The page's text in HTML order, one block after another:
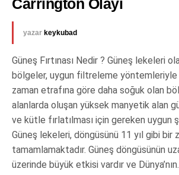
Carrington Olayı
yazar keykubad
Güneş Fırtınası Nedir ? Güneş lekeleri
bölgeler, uygun filtreleme
zaman etrafına göre daha soğuk olan
alanlarda oluşan yüksek manyetik alan
ve kütle fırlatılması için gereken uygun
Güneş lekeleri, döngüsünü 11 yıl gibi bir
tamamlamaktadır. Güneş döngüsünün
üzerinde büyük etkisi vardır ve